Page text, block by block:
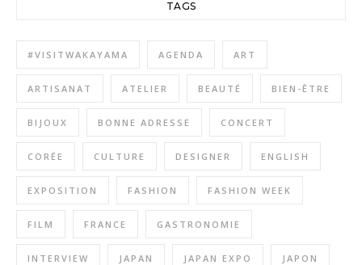
TAGS
#VISITWAKAYAMA AGENDA ART
ARTISANAT ATELIER BEAUTÉ BIEN-ÊTRE
BIJOUX BONNE ADRESSE CONCERT
CORÉE CULTURE DESIGNER ENGLISH
EXPOSITION FASHION FASHION WEEK
FILM FRANCE GASTRONOMIE
INTERVIEW JAPAN JAPAN EXPO JAPON